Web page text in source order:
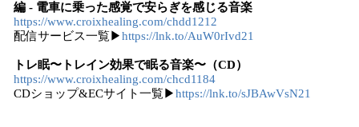
編 - 電車に乗った感覚で安らぎを感じる音楽
https://www.croixhealing.com/chdd1212
配信サービス⼀覧▶https://lnk.to/AuW0rIvd21
トレ眠〜トレイン効果で眠る音楽〜（CD）
https://www.croixhealing.com/chcd1184
CDショップ&ECサイト⼀覧▶https://lnk.to/sJBAwVsN21